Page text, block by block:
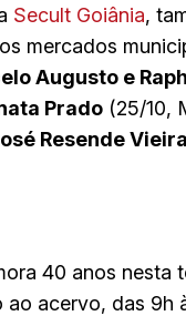
Secult Goiânia,
mercados
Augusto e
Prado (25/10,
Resende Vieira
40 anos nesta
acervo, das 9h